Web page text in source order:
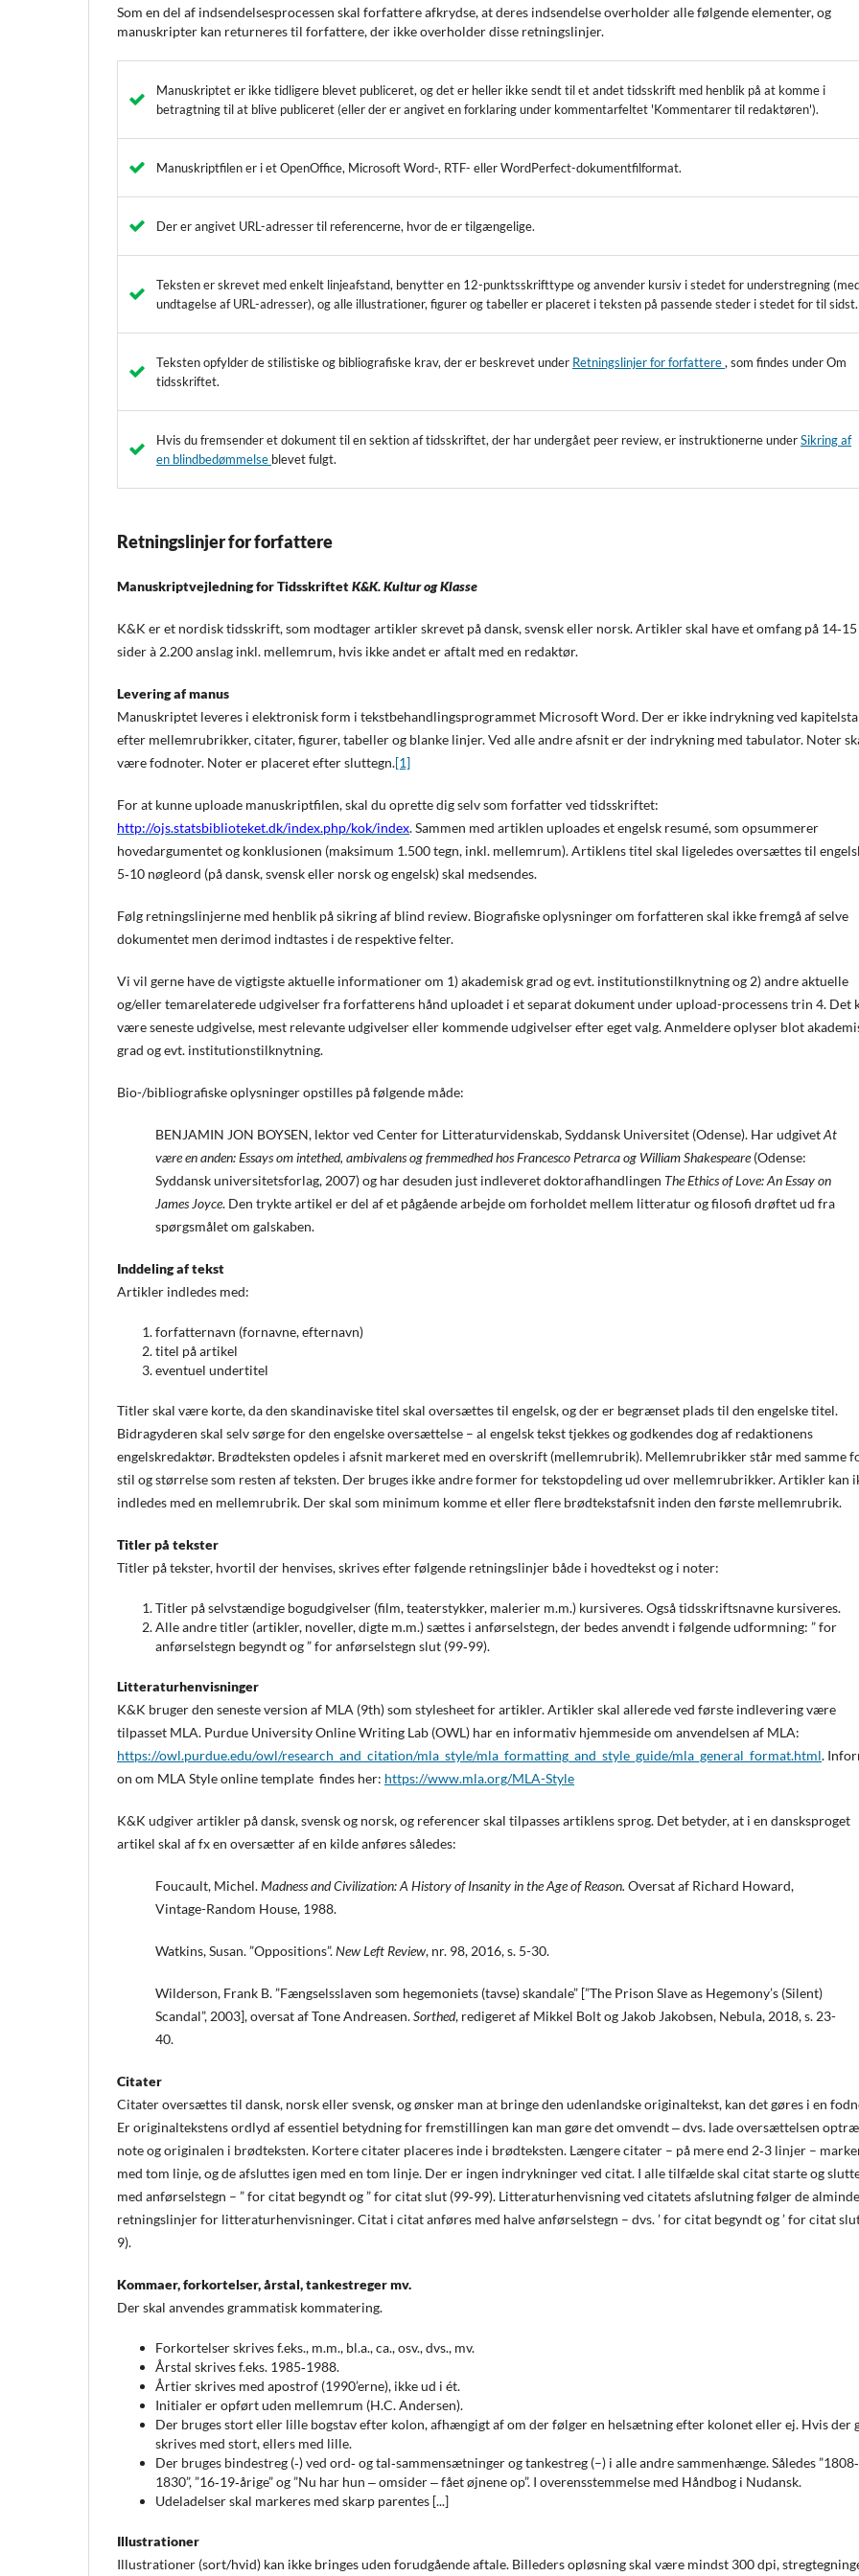
Som en del af indsendelsesprocessen skal forfattere afkrydse, at deres indsendelse overholder alle følgende elementer, og
manuskripter kan returneres til forfattere, der ikke overholder disse retningslinjer.
Manuskriptet er ikke tidligere blevet publiceret, og det er heller ikke sendt til et andet tidsskrift med henblik på at komme i
betragtning til at blive publiceret (eller der er angivet en forklaring under kommentarfeltet 'Kommentarer til redaktøren').
Manuskriptfilen er i et OpenOffice, Microsoft Word-, RTF- eller WordPerfect-dokumentfilformat.
Der er angivet URL-adresser til referencerne, hvor de er tilgængelige.
Teksten er skrevet med enkelt linjeafstand, benytter en 12-punktsskrifttype og anvender kursiv i stedet for understregning
undtagelse af URL-adresser), og alle illustrationer, figurer og tabeller er placeret i teksten på passende steder i stedet for til sidst.
Teksten opfylder de stilistiske og bibliografiske krav, der er beskrevet under Retningslinjer for forfattere, som findes under Om
tidsskriftet.
Hvis du fremsender et dokument til en sektion af tidsskriftet, der har undergået peer review, er instruktionerne underSikring af
en blindbedømmelse blevet fulgt.
Retningslinjer for forfattere
Manuskriptvejledning for TidsskriftetK&K. Kultur og Klasse
K&K er et nordisk tidsskrift, som modtager artikler skrevet på dansk, svensk eller norsk. Artikler skal have et omfang på 14‐15
sider à 2.200 anslag inkl. mellemrum, hvis ikke andet er aftalt med en redaktør.
Levering af manus
Manuskriptet leveres i elektronisk form i tekstbehandlingsprogrammet Microsoft Word. Der er ikke indrykning ved
efter mellemrubrikker, citater, figurer, tabeller og blanke linjer. Ved alle andre afsnit er der indrykning med tabulator. Noter
være fodnoter. Noter er placeret efter sluttegn.[1]
For at kunne uploade manuskriptfilen, skal du oprette dig selv som forfatter ved tidsskriftet:
http://ojs.statsbiblioteket.dk/index.php/kok/index. Sammen med artiklen uploades et engelsk resumé, som opsummerer
hovedargumentet og konklusionen (maksimum 1.500 tegn, inkl. mellemrum). Artiklens titel skal ligeledes oversættes til
5‐10 nøgleord (på dansk, svensk eller norsk og engelsk) skal medsendes.
Følg retningslinjerne med henblik på sikring af blind review. Biografiske oplysninger om forfatteren skal ikke fremgå af selve
dokumentet men derimod indtastes i de respektive felter.
Vi vil gerne have de vigtigste aktuelle informationer om 1) akademisk grad og evt. institutionstilknytning og 2) andre aktuelle
og/eller temarelaterede udgivelser fra forfatterens hånd uploadet i et separat dokument under upload-processens trin 4. Det
være seneste udgivelse, mest relevante udgivelser eller kommende udgivelser efter eget valg. Anmeldere oplyser blot
grad og evt. institutionstilknytning.
Bio-/bibliografiske oplysninger opstilles på følgende måde:
BENJAMIN JON BOYSEN, lektor ved Center for Litteraturvidenskab, Syddansk Universitet (Odense). Har udgivetAt
være en anden: Essays om intethed, ambivalens og fremmedhed hos Francesco Petrarca og William Shakespeare(Odense:
Syddansk universitetsforlag, 2007) og har desuden just indleveret doktorafhandlingen The Ethics of Love: An Essay on
James Joyce. Den trykte artikel er del af et pågående arbejde om forholdet mellem litteratur og filosofi drøftet ud fra
spørgsmålet om galskaben.
Inddeling af tekst
Artikler indledes med:
forfatternavn (fornavne, efternavn)
titel på artikel
eventuel undertitel
Titler skal være korte, da den skandinaviske titel skal oversættes til engelsk, og der er begrænset plads til den engelske titel.
Bidragyderen skal selv sørge for den engelske oversættelse – al engelsk tekst tjekkes og godkendes dog af redaktionens
engelskredaktør. Brødteksten opdeles i afsnit markeret med en overskrift (mellemrubrik). Mellemrubrikker står med samme
stil og størrelse som resten af teksten. Der bruges ikke andre former for tekstopdeling ud over mellemrubrikker. Artikler kan
indledes med en mellemrubrik. Der skal som minimum komme et eller flere brødtekstafsnit inden den første mellemrubrik.
Titler på tekster
Titler på tekster, hvortil der henvises, skrives efter følgende retningslinjer både i hovedtekst og i noter:
Titler på selvstændige bogudgivelser (film, teaterstykker, malerier m.m.) kursiveres. Også tidsskriftsnavne kursiveres.
Alle andre titler (artikler, noveller, digte m.m.) sættes i anførselstegn, der bedes anvendt i følgende udformning: ” for
anførselstegn begyndt og ” for anførselstegn slut (99‐99).
Litteraturhenvisninger
K&K bruger den seneste version af MLA (9th) som stylesheet for artikler. Artikler skal allerede ved første indlevering være
tilpasset MLA. Purdue University Online Writing Lab (OWL) har en informativ hjemmeside om anvendelsen af MLA:
https://owl.purdue.edu/owl/research_and_citation/mla_style/mla_formatting_and_style_guide/mla_general_format.html.
on om MLA Style online template findes her: https://www.mla.org/MLA-Style
K&K udgiver artikler på dansk, svensk og norsk, og referencer skal tilpasses artiklens sprog. Det betyder, at i en dansksproget
artikel skal af fx en oversætter af en kilde anføres således:
Foucault, Michel.Madness and Civilization: A History of Insanity in the Age of Reason. Oversat af Richard Howard,
Vintage-Random House, 1988.
Watkins, Susan. ”Oppositions”.New Left Review, nr. 98, 2016, s. 5-30.
Wilderson, Frank B. ”Fængselsslaven som hegemoniets (tavse) skandale” [”The Prison Slave as Hegemony’s (Silent)
Scandal”, 2003], oversat af Tone Andreasen.Sorthed, redigeret af Mikkel Bolt og Jakob Jakobsen, Nebula, 2018, s. 23-
40.
Citater
Citater oversættes til dansk, norsk eller svensk, og ønsker man at bringe den udenlandske originaltekst, kan det gøres i en
Er originaltekstens ordlyd af essentiel betydning for fremstillingen kan man gøre det omvendt ‒ dvs. lade oversættelsen
note og originalen i brødteksten. Kortere citater placeres inde i brødteksten. Længere citater – på mere end 2‐3 linjer –
med tom linje, og de afsluttes igen med en tom linje. Der er ingen indrykninger ved citat. I alle tilfælde skal citat starte og
med anførselstegn – ” for citat begyndt og ” for citat slut (99‐99). Litteraturhenvisning ved citatets afslutning følger de
retningslinjer for litteraturhenvisninger. Citat i citat anføres med halve anførselstegn – dvs. ’ for citat begyndt og ’ for citat
9).
Kommaer, forkortelser, årstal, tankestreger mv.
Der skal anvendes grammatisk kommatering.
Forkortelser skrives f.eks., m.m., bl.a., ca., osv., dvs., mv.
Årstal skrives f.eks. 1985‑1988.
Årtier skrives med apostrof (1990’erne), ikke ud i ét.
Initialer er opført uden mellemrum (H.C. Andersen).
Der bruges stort eller lille bogstav efter kolon, afhængigt af om der følger en helsætning efter kolonet eller ej. Hvis der
skrives med stort, ellers med lille.
Der bruges bindestreg (‐) ved ord‐ og tal‐sammensætninger og tankestreg (–) i alle andre sammenhænge. Således ”1808‐
1830”, ”16‐19‐årige” og ”Nu har hun ‒ omsider ‒ fået øjnene op”. I overensstemmelse med Håndbog i Nudansk.
Udeladelser skal markeres med skarp parentes [...]
Illustrationer
Illustrationer (sort/hvid) kan ikke bringes uden forudgående aftale. Billeders opløsning skal være mindst 300 dpi,